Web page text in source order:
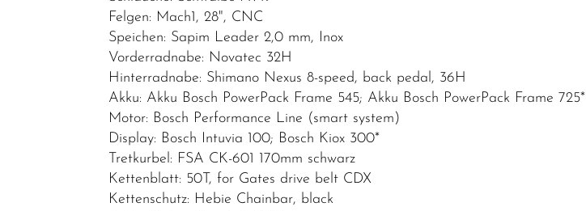
Felgen: Mach1, 28", CNC
Speichen: Sapim Leader 2,0 mm, Inox
Vorderradnabe: Novatec 32H
Hinterradnabe: Shimano Nexus 8-speed, back pedal, 36H
Akku: Akku Bosch PowerPack Frame 545; Akku Bosch PowerPack Frame 725*
Motor: Bosch Performance Line (smart system)
Display: Bosch Intuvia 100; Bosch Kiox 300*
Tretkurbel: FSA CK-601 170mm schwarz
Kettenblatt: 50T, for Gates drive belt CDX
Kettenschutz: Hebie Chainbar, black